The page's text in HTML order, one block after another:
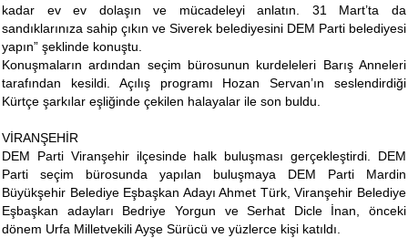
kadar ev ev dolaşın ve mücadeleyi anlatın. 31 Mart’ta da
sandıklarınıza sahip çıkın ve Siverek belediyesini DEM Parti belediyesi
yapın” şeklinde konuştu.
Konuşmaların ardından seçim bürosunun kurdeleleri Barış Anneleri
tarafından kesildi. Açılış programı Hozan Servan’ın seslendirdiği
Kürtçe şarkılar eşliğinde çekilen halayalar ile son buldu.
VİRANŞEHİR
DEM Parti Viranşehir ilçesinde halk buluşması gerçekleştirdi. DEM
Parti seçim bürosunda yapılan buluşmaya DEM Parti Mardin
Büyükşehir Belediye Eşbaşkan Adayı Ahmet Türk, Viranşehir Belediye
Eşbaşkan adayları Bedriye Yorgun ve Serhat Dicle İnan, önceki
dönem Urfa Milletvekili Ayşe Sürücü ve yüzlerce kişi katıldı.